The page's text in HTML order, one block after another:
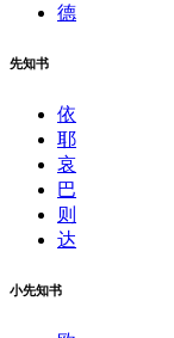
德
先知书
依
耶
哀
巴
则
达
小先知书